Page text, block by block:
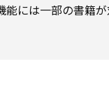
には一部の書籍